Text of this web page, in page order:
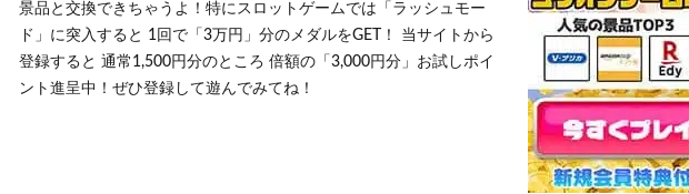
景品と交換できちゃうよ！特にスロットゲームでは「ラッシュモー
ド」に突入すると 1回で「3万円」分のメダルをGET！ 当サイトから
登録すると 通常1,500円分のところ 倍額の「3,000円分」お試しポイ
ント進呈中！ぜひ登録して遊んでみてね！